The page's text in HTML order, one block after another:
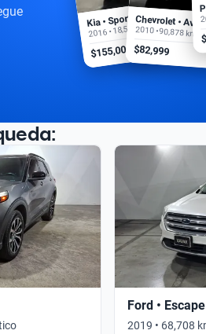
Kia • Sportage EX
2016 • 18,500 km
$155,000
Chevrolet • Aveo
2010 • 90,878 km
$82,999
Ford • Escape
2019 • 68,708